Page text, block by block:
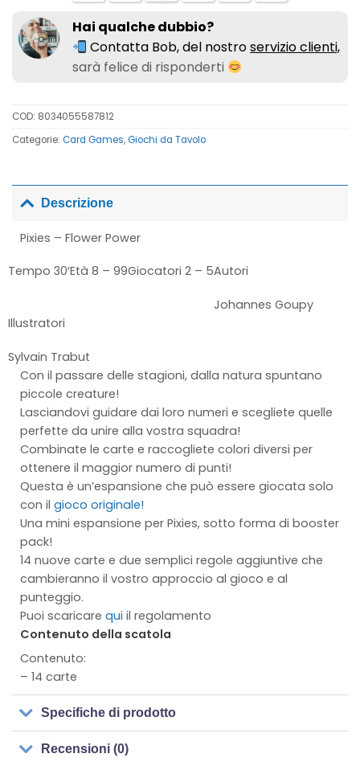
Hai qualche dubbio?
Contatta Bob, del nostroservizio clienti,
sarà felice di risponderti
COD: 8034055587812
Categorie: Card Games, Giochi da Tavolo
Descrizione
Pixies – Flower Power
Tempo 30′Età 8 – 99Giocatori 2 – 5Autori
Johannes Goupy
Illustratori
Sylvain Trabut
Con il passare delle stagioni, dalla natura spuntano
piccole creature!
Lasciandovi guidare dai loro numeri e scegliete quelle
perfette da unire alla vostra squadra!
Combinate le carte e raccogliete colori diversi per
ottenere il maggior numero di punti!
Questa è un’espansione che può essere giocata solo
con il gioco originale!
Una mini espansione per Pixies, sotto forma di booster
pack!
14 nuove carte e due semplici regole aggiuntive che
cambieranno il vostro approccio al gioco e al
punteggio.
Puoi scaricare qui il regolamento
Contenuto della scatola
Contenuto:
– 14 carte
Specifiche di prodotto
Recensioni (0)